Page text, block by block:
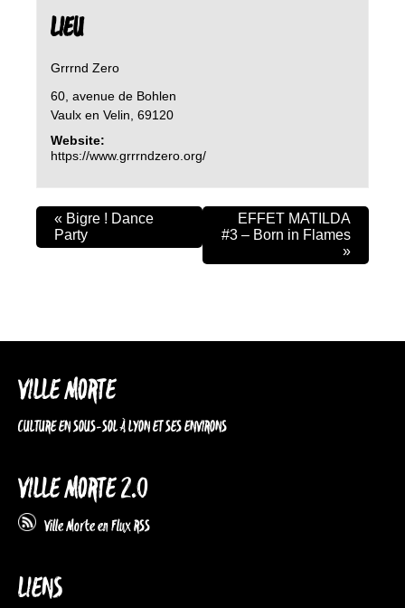
LIEU
Grrrnd Zero
60, avenue de Bohlen
Vaulx en Velin 69120
Website:
https://www.grrrndzero.org/
« Bigre ! Dance
Party
EFFET MATILDA
#3 – Born in Flames
»
VILLE MORTE
CULTURE EN SOUS-SOL À LYON ET SES ENVIRONS
VILLE MORTE 2.0
Ville Morte en Flux RSS
LIENS